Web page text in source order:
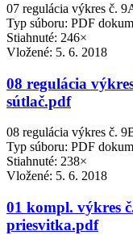
07 regulácia výkres č.
Typ súboru: PDF
Stiahnuté: 246×
Vložené: 5. 6. 2018
08 regulácia
sútlač.pdf
08 regulácia výkres č.
Typ súboru: PDF
Stiahnuté: 238×
Vložené: 5. 6. 2018
01 kompl. výkres
priesvitka.pdf